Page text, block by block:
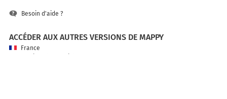
Besoin d'aide ?
ACCÉDER AUX AUTRES VERSIONS DE MAPPY
France